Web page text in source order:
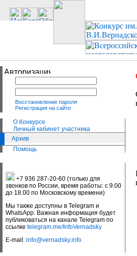
Восстановление пароля
Регистрация на сайте
О Конкурсе
Личный кабинет участника
Архив
Помощь
+7 936 287-20-60 (только для
звонков по России, время работы: с 9.00
до 18.00 по Московскому времени)
Мы также доступны в Telegram и
WhatsApp. Важная информация будет
публиковаться на канале Telegram по
ссылке telegram.me/InfoVernadsky
E-mail: info@vernadsky.info